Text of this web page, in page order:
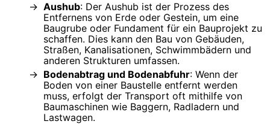
Aushub: Der Aushub ist der Prozess des
Entfernens von Erde oder Gestein, um eine
Baugrube oder Fundament für ein Bauprojekt zu
schaffen. Dies kann den Bau von Gebäuden,
Straßen, Kanalisationen, Schwimmbädern und
anderen Strukturen umfassen.
Bodenabtrag und Bodenabfuhr: Wenn der
Boden von einer Baustelle entfernt werden
muss, erfolgt der Transport oft mithilfe von
Baumaschinen wie Baggern, Radladern und
Lastwagen.